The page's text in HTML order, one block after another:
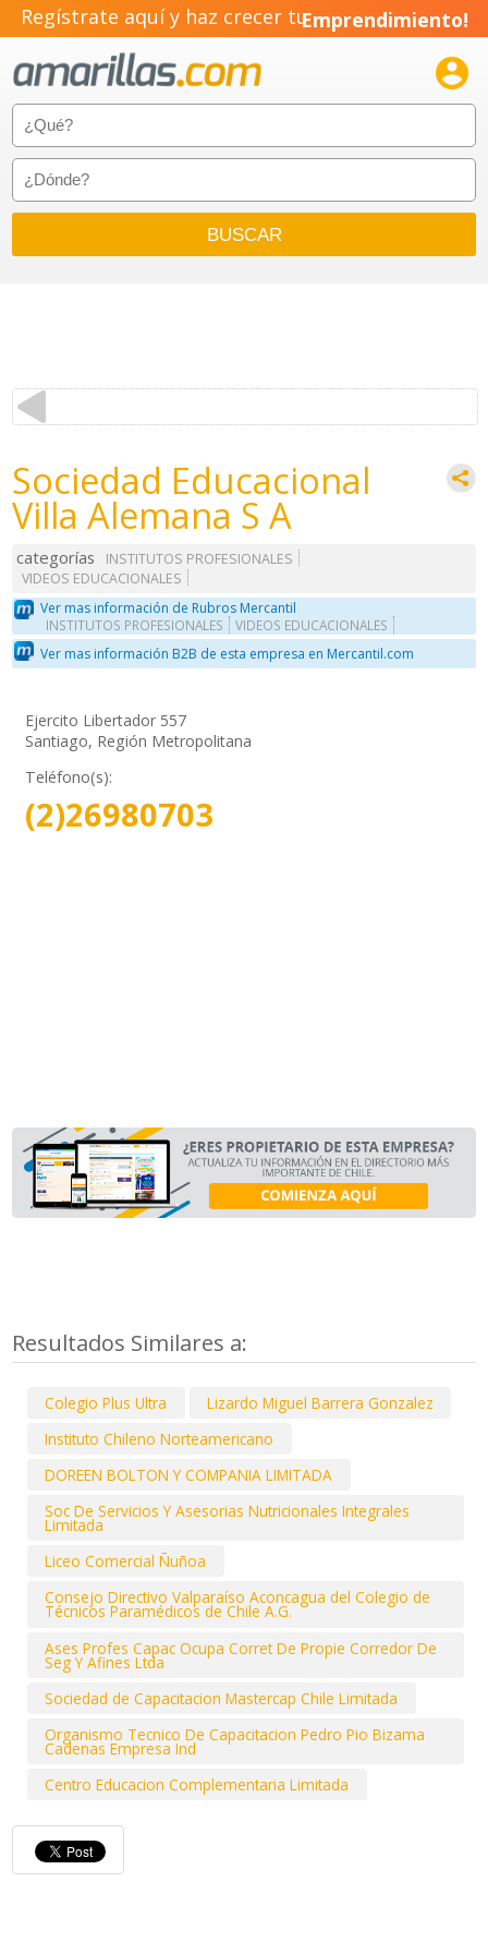
Regístrate aquí y haz crecer tuEmprendimiento!

Sociedad Educacional
Villa Alemana S A
categorías
INSTITUTOS PROFESIONALES
VIDEOS EDUCACIONALES
Ver mas información de Rubros Mercantil
INSTITUTOS PROFESIONALES VIDEOS EDUCACIONALES
Ver mas información B2B de esta empresa en Mercantil.com
Ejercito Libertador 557
Santiago, Región Metropolitana
Teléfono(s):
(2)26980703
Resultados Similares a:
Colegio Plus Ultra
Lizardo Miguel Barrera Gonzalez
Instituto Chileno Norteamericano
DOREEN BOLTON Y COMPANIA LIMITADA
Soc De Servicios Y Asesorias Nutricionales Integrales
Limitada
Liceo Comercial Ñuñoa
Consejo Directivo Valparaíso Aconcagua del Colegio de
Técnicos Paramédicos de Chile A.G.
Ases Profes Capac Ocupa Corret De Propie Corredor De
Seg Y Afines Ltda
Sociedad de Capacitacion Mastercap Chile Limitada
Organismo Tecnico De Capacitacion Pedro Pio Bizama
Cadenas Empresa Ind
Centro Educacion Complementaria Limitada